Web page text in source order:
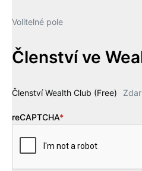
Volitelné pole
Členství ve
Členství Wealth Club (Free)
reCAPTCHA*